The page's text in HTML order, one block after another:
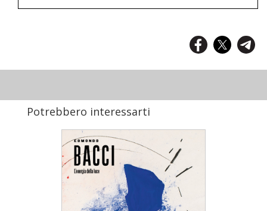
Potrebbero interessarti